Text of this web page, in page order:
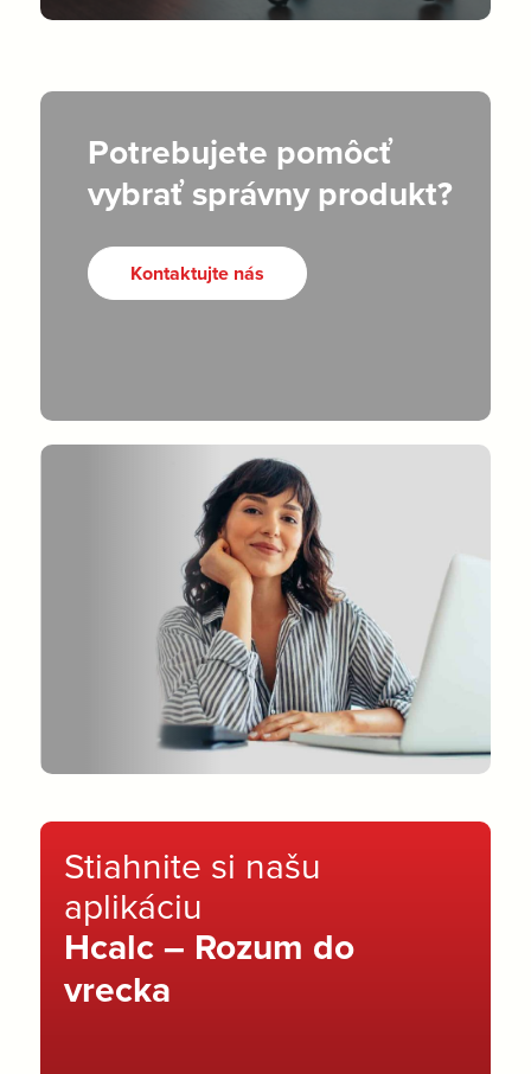
Potrebujete pomôcť
vybrať správny produkt?
Kontaktujte nás
Stiahnite si našu
aplikáciu
Hcalc – Rozum do
vrecka